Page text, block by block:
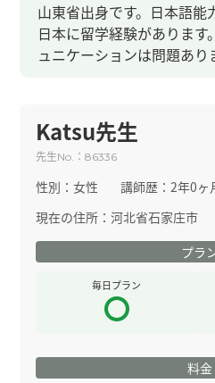
山東省出身です。日本語能
日本に留学経験があります
ュニケーションは問題あり
Katsu先生
先生No. ：86336
性別：女性 講師歴：2年0ヶ
現在の住所：河北省石家庄市
プラ
毎日プラン
料金